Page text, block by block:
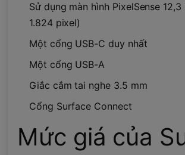
Sử dụng màn hình PixelSense
1.824 pixel)
Một cổng USB-C duy nhất
Một cổng USB-A
Giắc cắm tai nghe 3.5 mm
Cổng Surface Connect
Mức giá của